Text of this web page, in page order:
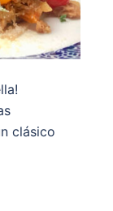
clásico